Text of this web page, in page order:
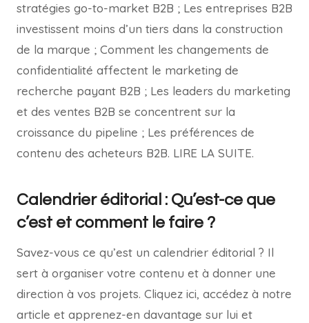
stratégies go-to-market B2B ; Les entreprises B2B
investissent moins d’un tiers dans la construction
de la marque ; Comment les changements de
confidentialité affectent le marketing de
recherche payant B2B ; Les leaders du marketing
et des ventes B2B se concentrent sur la
croissance du pipeline ; Les préférences de
contenu des acheteurs B2B. LIRE LA SUITE.
Calendrier éditorial : Qu’est-ce que
c’est et comment le faire ?
Savez-vous ce qu’est un calendrier éditorial ? Il
sert à organiser votre contenu et à donner une
direction à vos projets. Cliquez ici, accédez à notre
article et apprenez-en davantage sur lui et